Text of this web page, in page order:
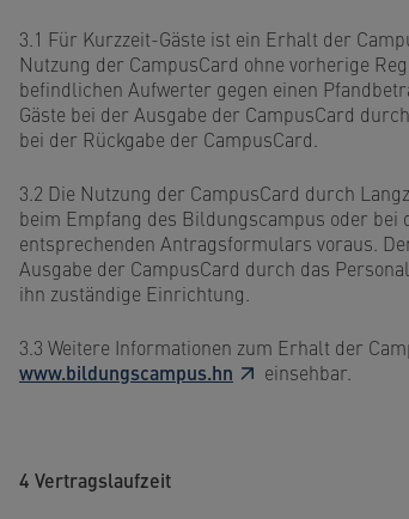
3.1 Für Kurzzeit-Gäste ist ein Erhalt der
Nutzung der CampusCard ohne vorherige
befindlichen Aufwerter gegen einen
Gäste bei der Ausgabe der CampusCard
bei der Rückgabe der CampusCard.
3.2 Die Nutzung der CampusCard durch
beim Empfang des Bildungscampus oder
entsprechenden Antragsformulars voraus.
Ausgabe der CampusCard durch das
ihn zuständige Einrichtung.
3.3 Weitere Informationen zum Erhalt der
www.bildungscampus.hn einsehbar.
4 Vertragslaufzeit